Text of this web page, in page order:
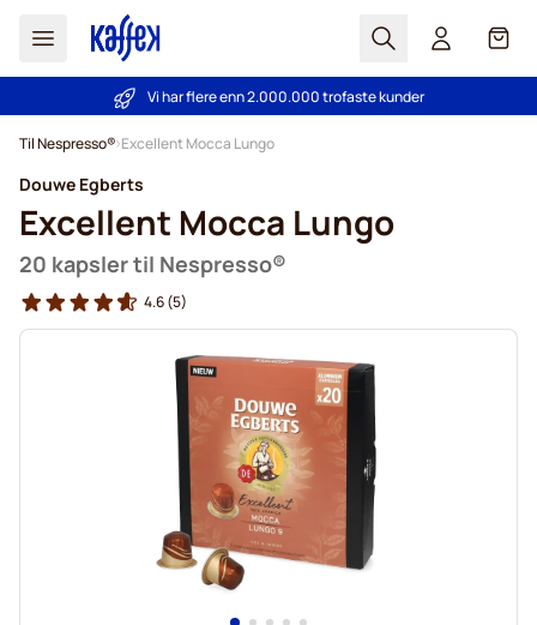
Søk Cart
PrisGaranti - Alltid gode priser
Vi har flere enn 2.000.000 trofaste kunder
Til Nespresso® Excellent Mocca Lungo
Douwe Egberts
Excellent Mocca Lungo
20 kapsler til Nespresso®
4.6(5)